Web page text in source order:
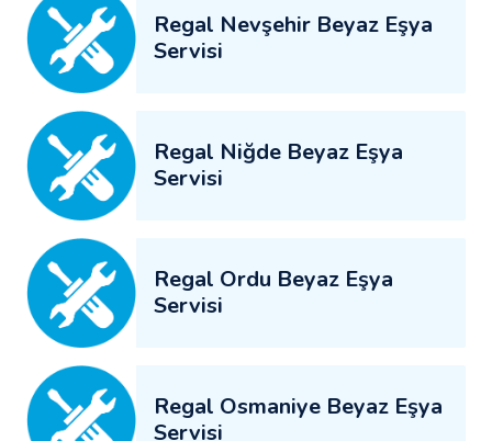
Regal Nevşehir Beyaz Eşya
Servisi
Regal Niğde Beyaz Eşya
Servisi
Regal Ordu Beyaz Eşya
Servisi
Regal Osmaniye Beyaz Eşya
Servisi